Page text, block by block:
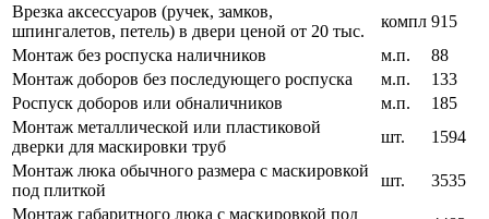
Врезка аксессуаров (ручек, замков,
шпингалетов, петель) в двери ценой от 20 тыс.
компл 915
Монтаж без роспуска наличников
м.п.
88
Монтаж доборов без последующего роспуска
м.п.
133
Роспуск доборов или обналичников
м.п.
185
Монтаж металлической или пластиковой
дверки для маскировки труб
шт.
1594
Монтаж люка обычного размера с маскировкой
под плиткой
шт.
3535
Монтаж габаритного люка с маскировкой под